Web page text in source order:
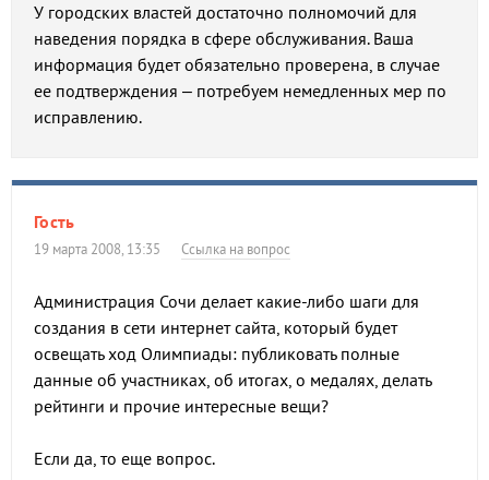
У городских властей достаточно полномочий для
наведения порядка в сфере обслуживания. Ваша
информация будет обязательно проверена, в случае
ее подтверждения – потребуем немедленных мер по
исправлению.
Гость
19 марта 2008, 13:35 Ссылка на вопрос
Администрация Сочи делает какие-либо шаги для
создания в сети интернет сайта, который будет
освещать ход Олимпиады: публиковать полные
данные об участниках, об итогах, о медалях, делать
рейтинги и прочие интересные вещи?
Если да, то еще вопрос.